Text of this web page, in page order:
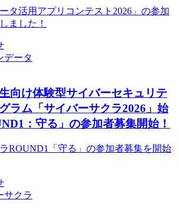
タ活用アプリコンテスト2026」の参加
ました！
データ
向け体験型サイバーセキュリテ
ラム「サイバーサクラ2026」始
：守る」の参加者募集開始！
ROUND1「守る」の参加者募集を開始
サクラ